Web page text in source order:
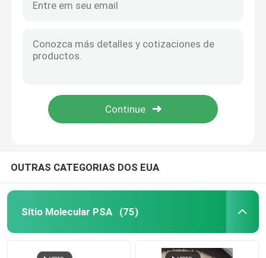
internals da coluna de destilação
Bola cerâmica da alumina
Embalagem de torre de metal
Eletrólitos de bateria de lítio Dessecante
Esferas Biológicas de Cerâmica
OUTRAS CATEGORIAS DOS EUA
Sítio Molecular PSA (75)